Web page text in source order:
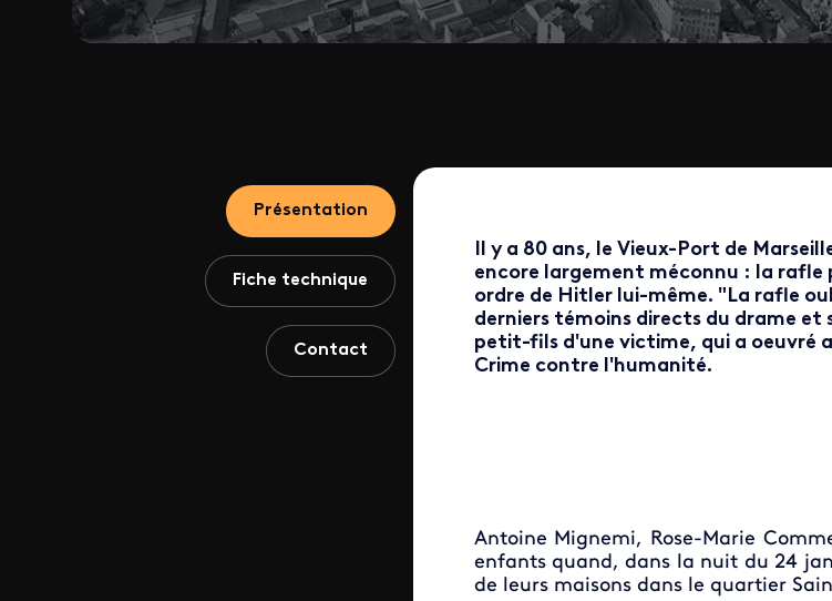
Présentation
Fiche technique
Contact
Il y a 80 ans, le Vieux-Port de
encore largement méconnu : la
ordre de Hitler lui-même. "La rafle
derniers témoins directs du drame
petit-fils d'une victime, qui a oeuvré
Crime contre l'humanité.
Antoine Mignemi, Rose-Marie
enfants quand, dans la nuit du 24
de leurs maisons dans le quartier